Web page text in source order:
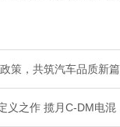
策，共筑汽车品质新篇
义之作 揽月C-DM电混